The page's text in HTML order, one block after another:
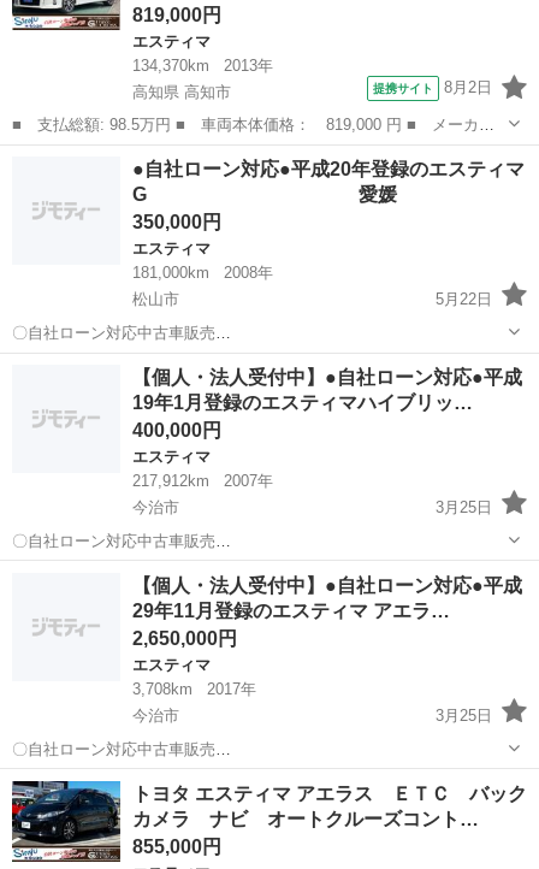
819,000円
エスティマ
134,370km
2013年
高知県 高知市
提携サイト 8月2日
■ 支払総額: 98.5万円 ■ 車両本体価格： 819,000 円 ■ メーカー
名： トヨタ ■ 車種名： エスティマ ■ グレード名： アエラ
ス ＥＴＣ バックカメラ ナビ 両側電動スライドドア オートラ
イト スマート...
エスティマ
●自社ローン対応●平成20年登録のエスティマ
G 愛媛
350,000円
エスティマ
181,000km
2008年
松山市
5月22日
〇自社ローン対応中古車販売
〇 ☆どなたでもロー
ン対応可能☆ １、勤続年数の短い方や自営業の方
２、パートをされる主婦の方や派遣社員の方 ３、自己破産等を...
エスティマ 車両
【個人・法人受付中】●自社ローン対応●平成
19年1月登録のエスティマハイブリッ…
400,000円
エスティマ
217,912km
2007年
今治市
3月25日
〇自社ローン対応中古車販売
〇 ☆どなたでもローン
対応可能☆ １、勤続年数の短い方や自営業の方 ２、
パートをされる主婦の方や派遣社員の方 ３、自己破産等をさ...
エスティマ 車両
【個人・法人受付中】●自社ローン対応●平成
29年11月登録のエスティマ アエラ…
2,650,000円
エスティマ
3,708km
2017年
今治市
3月25日
〇自社ローン対応中古車販売
〇 ☆どなたでもローン対応可
能☆ １、勤続年数の短い方や自営業の方 ２、パート
をされる主婦の方や派遣社員の方 ３、自己破産等をされた方...
愛媛 今治市 エスティマ
トヨタ エスティマ アエラス ＥＴＣ バック
カメラ ナビ オートクルーズコント…
855,000円